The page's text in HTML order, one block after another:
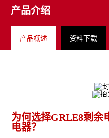
产品介绍
产品概述 资料下载
为何选择GRLE8剩余
电器？